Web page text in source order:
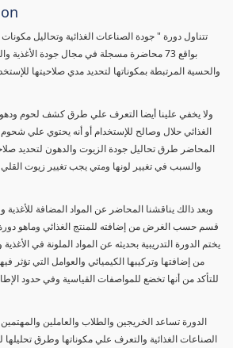
تتناول دورة " جودة الصناعات الغذائية وتحاليل
بواقع 73 محاضرة مسجلة في مجال جودة الأغذية
والحسية المرتبطة بمكوناتها لتحديد مدي صلاحيتها
ولا يخفي علينا أيضا التعرف علي طرق كشف لحوم
الغذائي حلال وصالح للإستخدام أو أنه يحتوي علي
المحاضر طرق تحاليل جودة الزيوت والدهون لتحديد
والسبب في تغيير لونها ومتي يجب تغيير زيوت
وبعد ذالك يناقشنا المحاضر عن المواد المضافة
قسم حسب الغرض من إضافته للمنتج الغذائي وماهو
يختم الدورة التدريبية بحديثه عن المواد الملونة في
من إضافتها وتركيبها الكيميائي والعوامل التي تؤثر
للتأكد من أنها تخضع للمواصفات القياسية وفي حدود
الدورة تساعد الخريجين والطلاب والعاملين
الصناعات الغذائية والتعرف علي مكوناتها وطرق تحليلها